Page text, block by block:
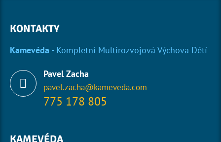
KONTAKTY
Kamevéda - Kompletní Multirozvojová Výchova Dětí
Pavel Zacha
pavel.zacha@kameveda.com
775 178 805
KAMEVÉDA